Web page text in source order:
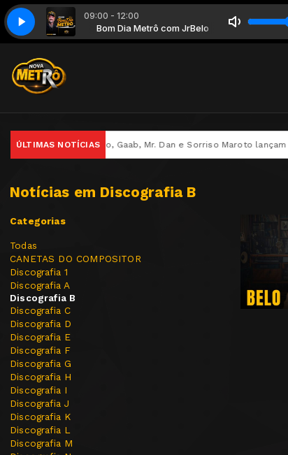
09:00 - 12:00
com JrBelo Bom Dia Metrô com JrBelo
ÚLTIMAS NOTÍCIAS
Rodriguinho, Gaab, Mr. Dan e Sorriso Maroto lançam "Eu
Notícias em Discografia B
Categorias
Todas
CANETAS DO COMPOSITOR
Discografia 1
Discografia A
Discografia B
Discografia C
Discografia D
Discografia E
Discografia F
Discografia G
Discografia H
Discografia I
Discografia J
Discografia K
Discografia L
Discografia M